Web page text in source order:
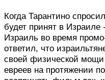
Когда Тарантино
будет принят в Израиле
Израиль во время
ответил, что
своей физической мощи
евреев на протяжении